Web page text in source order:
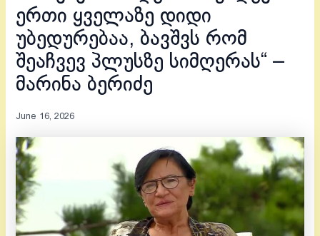
ერთი ყველაზე დიდი
უბედურებაა, ბავშვს რომ
შეაჩვევ პლუსზე სიმღერას“ –
მარინა ბერიძე
June 16, 2026